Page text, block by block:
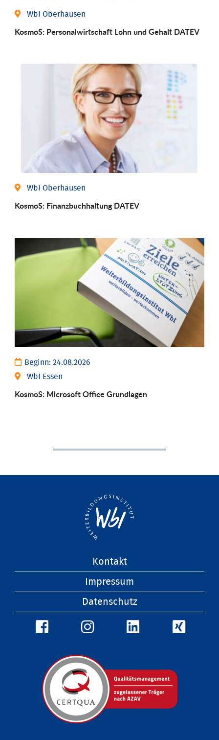
WbI Oberhausen
KosmoS: Personalwirtschaft Lohn und Gehalt DATEV
WbI Oberhausen
KosmoS: Finanzbuchhaltung DATEV
Beginn: 24.08.2026
WbI Essen
KosmoS: Microsoft Office Grund­lagen
Kontakt
Impressum
Datenschutz